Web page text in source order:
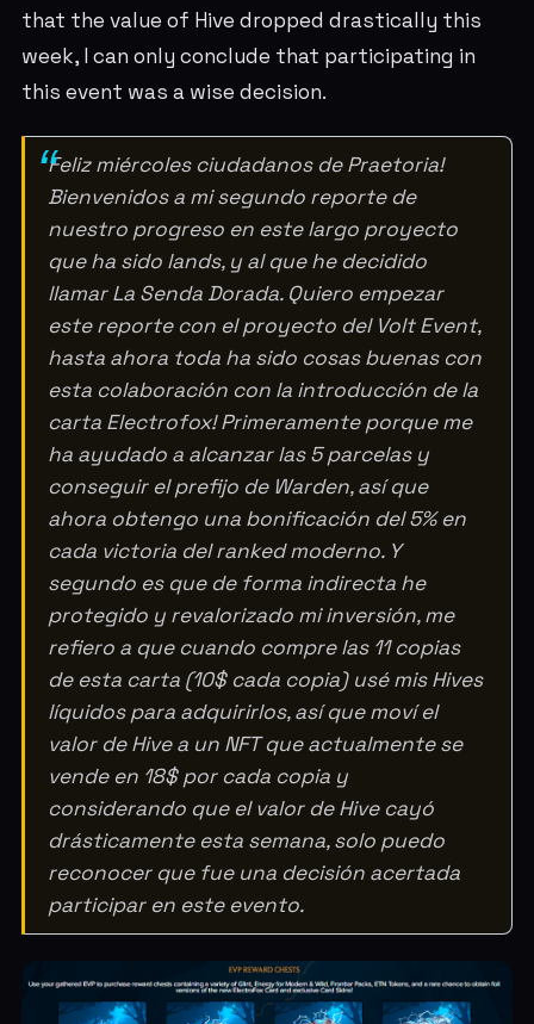
that the value of Hive dropped drastically this
week, I can only conclude that participating in
this event was a wise decision.
Feliz miércoles ciudadanos de Praetoria!
Bienvenidos a mi segundo reporte de
nuestro progreso en este largo proyecto
que ha sido lands, y al que he decidido
llamar La Senda Dorada. Quiero empezar
este reporte con el proyecto del Volt Event,
hasta ahora toda ha sido cosas buenas con
esta colaboración con la introducción de la
carta Electrofox! Primeramente porque me
ha ayudado a alcanzar las 5 parcelas y
conseguir el prefijo de Warden, así que
ahora obtengo una bonificación del 5% en
cada victoria del ranked moderno. Y
segundo es que de forma indirecta he
protegido y revalorizado mi inversión, me
refiero a que cuando compre las 11 copias
de esta carta (10$ cada copia) usé mis Hives
líquidos para adquirirlos, así que moví el
valor de Hive a un NFT que actualmente se
vende en 18$ por cada copia y
considerando que el valor de Hive cayó
drásticamente esta semana, solo puedo
reconocer que fue una decisión acertada
participar en este evento.